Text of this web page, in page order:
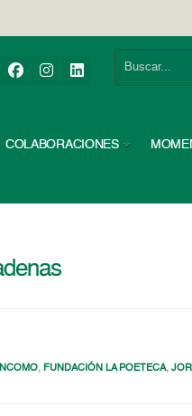
COLABORACIONES
, FUNDACIÓN LA POETECA,